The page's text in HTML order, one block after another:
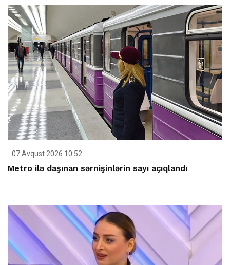
07 Avqust 2026 10:52
Metro ilə daşınan sərnişinlərin sayı açıqlandı